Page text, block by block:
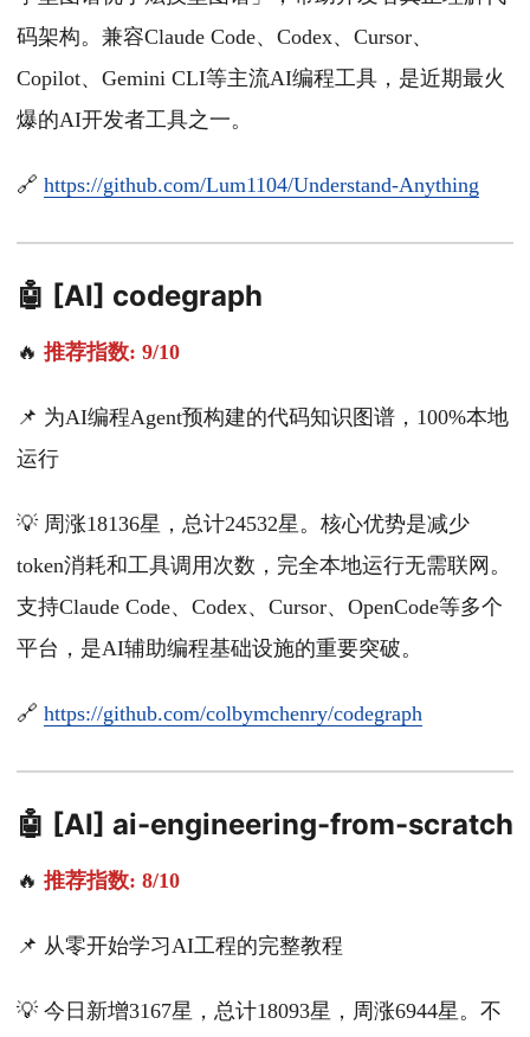
码架构。兼容Claude Code、Codex、Cursor、
Copilot、Gemini CLI等主流AI编程工具，是近期最火
爆的AI开发者工具之一。
🔗 https://github.com/Lum1104/Understand-Anything
🤖 [AI] codegraph
🔥 推荐指数: 9/10
📌 为AI编程Agent预构建的代码知识图谱，100%本地
运行
💡 周涨18136星，总计24532星。核心优势是减少
token消耗和工具调用次数，完全本地运行无需联网。
支持Claude Code、Codex、Cursor、OpenCode等多个
平台，是AI辅助编程基础设施的重要突破。
🔗 https://github.com/colbymchenry/codegraph
🤖 [AI] ai-engineering-from-scratch
🔥 推荐指数: 8/10
📌 从零开始学习AI工程的完整教程
💡 今日新增3167星，总计18093星，周涨6944星。不